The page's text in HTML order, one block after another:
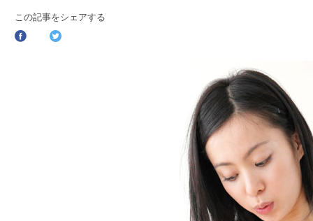
この記事をシェアする